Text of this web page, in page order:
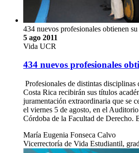
434 nuevos profesionales obtienen
5 ago 2011
Vida UCR
434 nuevos profesionales
Profesionales de distintas
Costa Rica recibirán sus títulos
juramentación extraordinaria que se
el viernes 5 de agosto, en el
Córdoba de la Facultad de Derecho.
María Eugenia Fonseca Calvo
Vicerrectoría de Vida Estudiantil,